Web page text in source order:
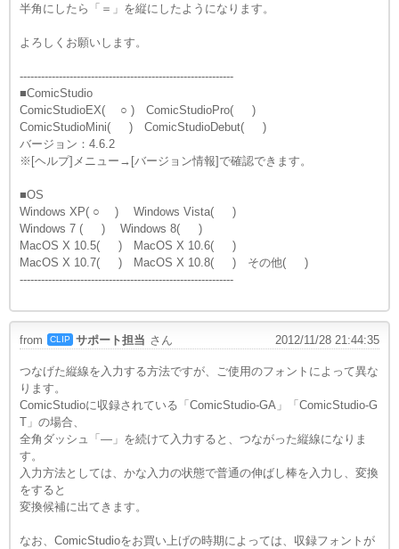
半角にしたら「＝」を縦にしたようになります。
よろしくお願いします。
------------------------------------------------------------
■ComicStudio
ComicStudioEX( ○ ) ComicStudioPro( )
ComicStudioMini( ) ComicStudioDebut( )
バージョン：4.6.2
※[ヘルプ]メニュー→[バージョン情報]で確認できます。
■OS
Windows XP( ○ ) Windows Vista( )
Windows 7 ( ) Windows 8( )
MacOS X 10.5( ) MacOS X 10.6( )
MacOS X 10.7( ) MacOS X 10.8( ) その他( )
------------------------------------------------------------
from CLIP サポート担当 さん 2012/11/28 21:44:35
つなげた縦線を入力する方法ですが、ご使用のフォントによって異な
ります。
ComicStudioに収録されている「ComicStudio-GA」「ComicStudio-G
T」の場合、
全角ダッシュ「―」を続けて入力すると、つながった縦線になりま
す。
入力方法としては、かな入力の状態で普通の伸ばし棒を入力し、 変換
をすると
変換候補に出てきます。
なお、ComicStudioをお買い上げの時期によっては、収録フォントが